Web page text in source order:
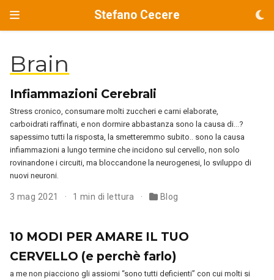
Stefano Cecere
Brain
Infiammazioni Cerebrali
Stress cronico, consumare molti zuccheri e carni elaborate,
carboidrati raffinati, e non dormire abbastanza sono la causa di…?
sapessimo tutti la risposta, la smetteremmo subito.. sono la causa
infiammazioni a lungo termine che incidono sul cervello, non solo
rovinandone i circuiti, ma bloccandone la neurogenesi, lo sviluppo di
nuovi neuroni.
3 mag 2021 1 min di lettura Blog
10 MODI PER AMARE IL TUO
CERVELLO (e perchè farlo)
a me non piacciono gli assiomi “sono tutti deficienti” con cui molti si